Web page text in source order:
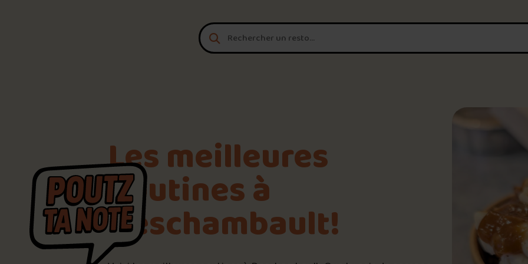
T'es un vrai
Connecte-toipour POUTZ ta
Noter une poutine!
Trouve une POUTZ sur
Palmarès des meilleures
Les meilleures
poutines à
Deschambault!